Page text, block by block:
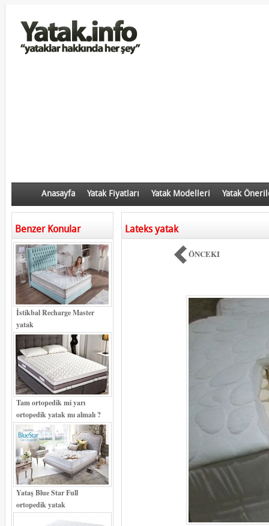
Anasayfa Yatak Fiyatları Yatak Modelleri Yatak
Benzer Konular
İstikbal Recharge Master
yatak
Tam ortopedik mi yarı
ortopedik yatak mı almalı ?
Yataş Blue Star Full
ortopedik yatak
Lateks yatak
ÖNCEKI